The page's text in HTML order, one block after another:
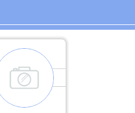
add_images